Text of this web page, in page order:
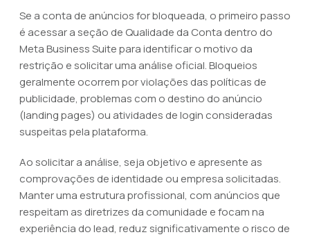
Se a conta de anúncios for bloqueada, o primeiro passo
é acessar a seção de Qualidade da Conta dentro do
Meta Business Suite para identificar o motivo da
restrição e solicitar uma análise oficial. Bloqueios
geralmente ocorrem por violações das políticas de
publicidade, problemas com o destino do anúncio
(landing pages) ou atividades de login consideradas
suspeitas pela plataforma.
Ao solicitar a análise, seja objetivo e apresente as
comprovações de identidade ou empresa solicitadas.
Manter uma estrutura profissional, com anúncios que
respeitam as diretrizes da comunidade e focam na
experiência do lead, reduz significativamente o risco de